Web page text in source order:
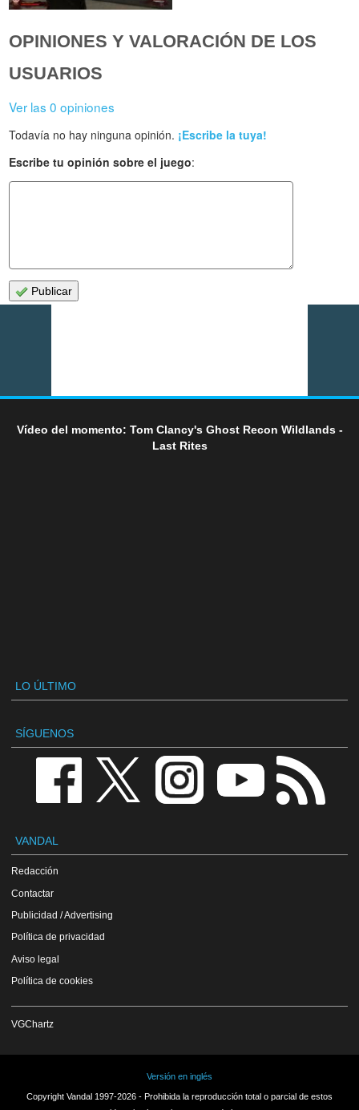
OPINIONES Y VALORACIÓN DE LOS
USUARIOS
Ver las 0 opiniones
Todavía no hay ninguna opinión. ¡Escribe la tuya!
Escribe tu opinión sobre el juego:
Publicar
Vídeo del momento: Tom Clancy's Ghost Recon Wildlands -
Last Rites
LO ÚLTIMO
SÍGUENOS
VANDAL
Redacción
Contactar
Publicidad / Advertising
Política de privacidad
Aviso legal
Política de cookies
VGChartz
Versión en inglés
Copyright Vandal 1997-2026 - Prohibida la reproducción total o parcial de estos